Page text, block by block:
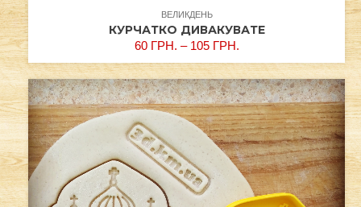
ВЕЛИКДЕНЬ
КУРЧАТКО ДИВАКУВАТЕ
60 ГРН. – 105 ГРН.